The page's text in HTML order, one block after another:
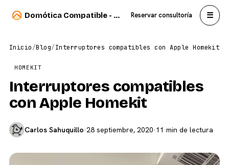
Domótica Compatible - Carlos Sahuquillo Reservar consultoría ☰
Inicio/Blog/Interruptores compatibles con Apple Homekit
HOMEKIT
Interruptores compatibles
con Apple Homekit
Carlos Sahuquillo·28 septiembre, 2020·11 min de lectura